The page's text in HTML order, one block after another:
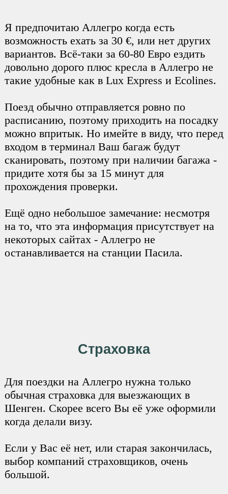
Я предпочитаю Аллегро когда есть
возможность ехать за 30 €, или нет других
вариантов. Всё-таки за 60-80 Евро ездить
довольно дорого плюс кресла в Аллегро не
такие удобные как в Lux Express и Ecolines.
Поезд обычно отправляется ровно по
расписанию, поэтому приходить на посадку
можно впритык. Но имейте в виду, что перед
входом в терминал Ваш багаж будут
сканировать, поэтому при наличии багажа -
придите хотя бы за 15 минут для
прохождения проверки.
Ещё одно небольшое замечание: несмотря
на то, что эта информация присутствует на
некоторых сайтах - Аллегро не
останавливается на станции Пасила.
Страховка
Для поездки на Аллегро нужна только
обычная страховка для выезжающих в
Шенген. Скорее всего Вы её уже оформили
когда делали визу.
Если у Вас её нет, или старая закончилась,
выбор компаний страховщиков, очень
большой.